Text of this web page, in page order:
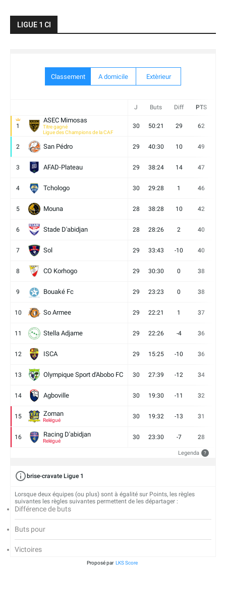
LIGUE 1 CI
Classement A domicile Extèrieur
J Buts Diff PTS
1
ASEC Mimosas
Titre gagné
Ligue des Champions de la CAF
30 50:21 29 62
2 San Pédro 29 40:30 10 49
3 AFAD-Plateau 29 38:24 14 47
4 Tchologo 30 29:28 1 46
5 Mouna 28 38:28 10 42
6 Stade D'abidjan 28 28:26 2 40
7 Sol 29 33:43 -10 40
8 CO Korhogo 29 30:30 0 38
9 Bouaké Fc 29 23:23 0 38
10 So Armee 29 22:21 1 37
11 Stella Adjame 29 22:26 -4 36
12 ISCA 29 15:25 -10 36
13 Olympique Sport d'Abobo FC 30 27:39 -12 34
14 Agboville 30 19:30 -11 32
15 Zoman
Relégué
30 19:32 -13 31
16 Racing D'abidjan
Relégué
30 23:30 -7 28
Legenda ?
brise-cravate Ligue 1
Lorsque deux équipes (ou plus) sont à égalité sur Points, les règles
suivantes les règles suivantes permettent de les départager :
Différence de buts
Buts pour
Victoires
Proposé par LKS Score